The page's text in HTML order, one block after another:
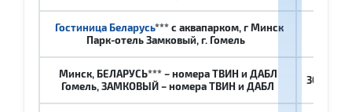
Гостиница Беларусь*** с аквапарком, г Минск
Парк-отель Замковый, г. Гомель
Минск, БЕЛАРУСЬ*** – номера ТВИН и ДАБЛ
Гомель, ЗАМКОВЫЙ – номера ТВИН и ДАБЛ
30 600